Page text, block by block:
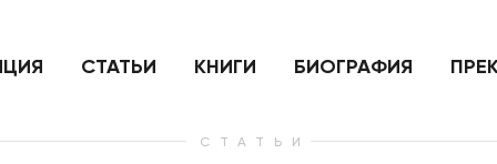
нанесенный по самим себе
СТАТЬИ КНИГИ БИОГРАФИЯ
СТАТЬИ